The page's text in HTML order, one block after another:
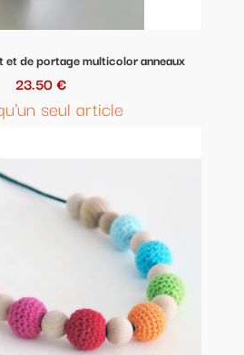
et de portage multicolor anneaux
23.50 €
seul article